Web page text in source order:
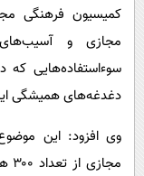
کمیسیون فرهنگی
مجازی و
سوءاستفاده‌هایی
دغدغه‌های همیشگی
وی افزود: این